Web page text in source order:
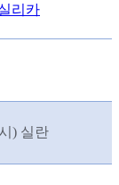
리카
) 실란